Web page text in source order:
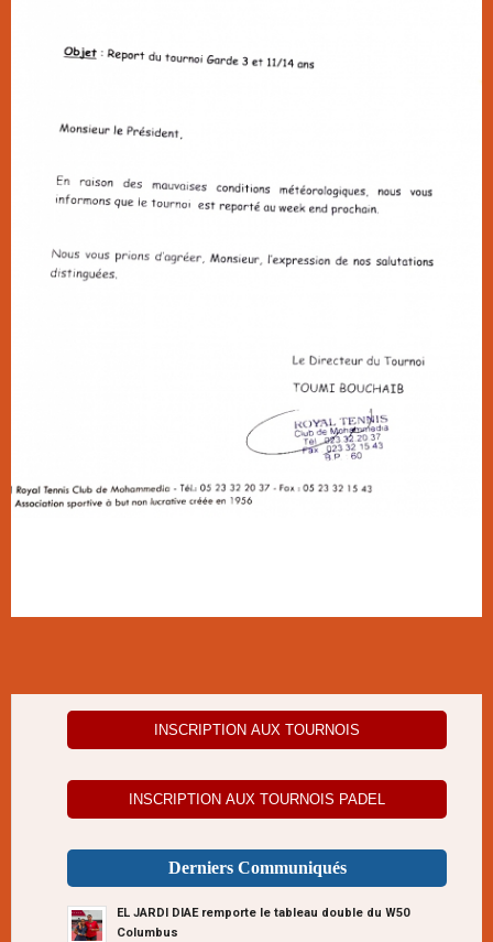
INSCRIPTION AUX TOURNOIS
INSCRIPTION AUX TOURNOIS PADEL
Derniers Communiqués
EL JARDI DIAE remporte le tableau double du W50
Columbus